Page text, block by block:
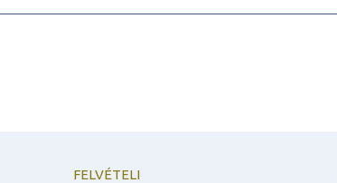
FELVÉTELI